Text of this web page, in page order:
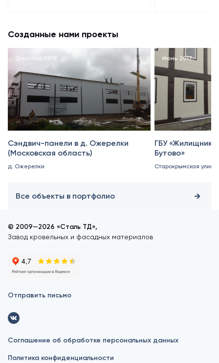
Созданные нами проекты
Декабрь 2019
Сэндвич-панели в д. Ожерелки
(Московская область)
д. Ожерелки
Июнь 2017
ГБУ «Жилищник
Бутово»
Старокрымская улица,
Все объекты в портфолио
© 2009—2026 «Сталь ТД»,
Завод кровельных и фасадных материалов
Отправить письмо
Соглашение об обработке персональных данных
Политика конфиденциальности